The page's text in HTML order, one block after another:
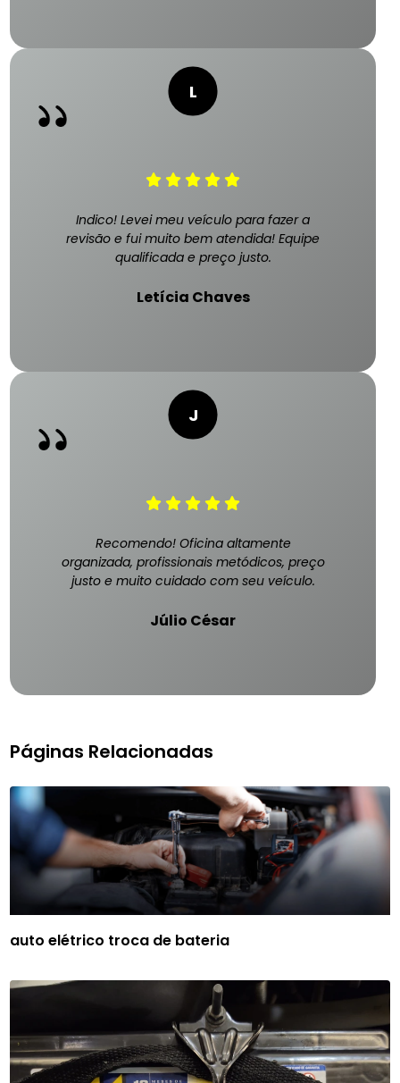
Indico! Levei meu veículo para fazer a
revisão e fui muito bem atendida! Equipe
qualificada e preço justo.
Letícia Chaves
Recomendo! Oficina altamente
organizada, profissionais metódicos, preço
justo e muito cuidado com seu veículo.
Júlio César
Páginas Relacionadas
auto elétrico troca de bateria